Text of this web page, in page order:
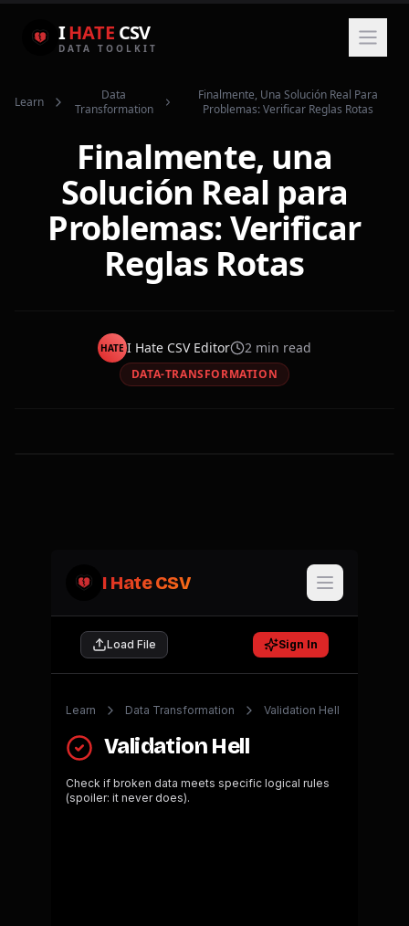
IHATE CSV
DATA TOOLKIT
Learn
Data
Transformation
Finalmente, Una Solución Real Para
Problemas: Verificar Reglas Rotas
Finalmente, una
Solución Real para
Problemas: Verificar
Reglas Rotas
HATE I Hate CSV Editor 2 min read
DATA-TRANSFORMATION